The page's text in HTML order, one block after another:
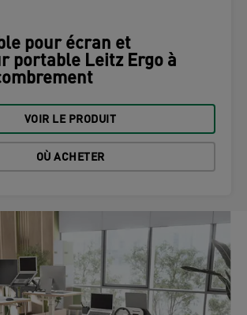
pour écran et
portable Leitz Ergo à
VOIR LE PRODUIT
OÙ ACHETER